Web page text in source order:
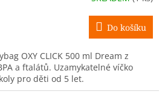
Do košíku
OXY CLICK 500 ml Dream z
a ftalátů. Uzamykatelné víčko
pro děti od 5 let.